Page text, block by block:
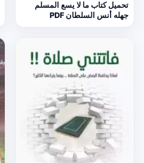
تحميل كتاب ما لا يسع المسلم
جهله أنس السلطان PDF